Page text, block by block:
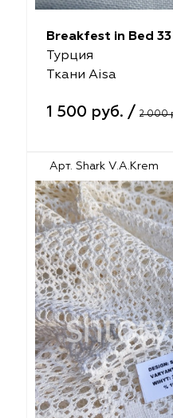
Breakfest in Bed
Турция
Ткани Aisa
1 500 руб. /2 000
Арт. Shark V.A.Krem